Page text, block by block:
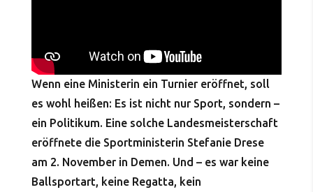
Wenn eine Ministerin ein Turnier eröffnet, soll
es wohl heißen: Es ist nicht nur Sport, sondern –
ein Politikum. Eine solche Landesmeisterschaft
eröffnete die Sportministerin Stefanie Drese
am 2. November in Demen. Und – es war keine
Ballsportart, keine Regatta, kein